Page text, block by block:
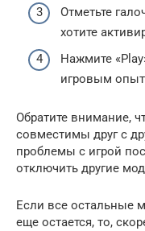
Отметьте
хотите
Нажмите
игровым
Обратите внимание,
совместимы друг с
проблемы с игрой
отключить другие
Если все остальные
еще остается, то,